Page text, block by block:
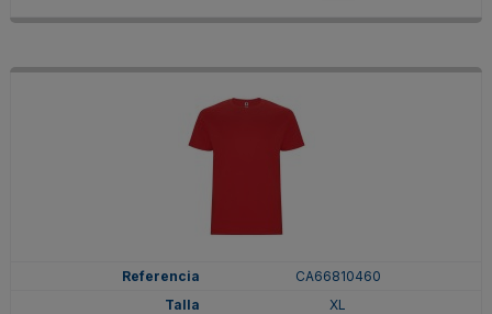
CA66810460
XL